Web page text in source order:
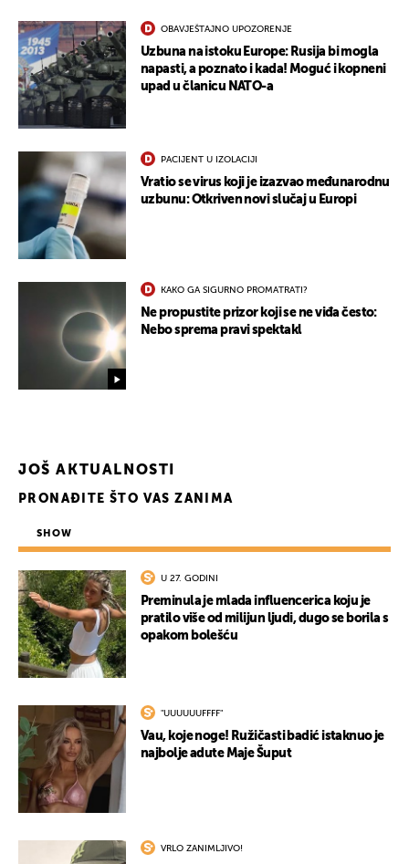
OBAVJEŠTAJNO UPOZORENJE
Uzbuna na istoku Europe: Rusija bi mogla
napasti, a poznato i kada! Moguć i kopneni
upad u članicu NATO-a
PACIJENT U IZOLACIJI
Vratio se virus koji je izazvao međunarodnu
uzbunu: Otkriven novi slučaj u Europi
KAKO GA SIGURNO PROMATRATI?
Ne propustite prizor koji se ne viđa često:
Nebo sprema pravi spektakl
JOŠ AKTUALNOSTI
PRONAĐITE ŠTO VAS ZANIMA
SHOW
U 27. GODINI
Preminula je mlada influencerica koju je
pratilo više od milijun ljudi, dugo se borila s
opakom bolešću
"UUUUUUFFFF"
Vau, koje noge! Ružičasti badić istaknuo je
najbolje adute Maje Šuput
VRLO ZANIMLJIVO!